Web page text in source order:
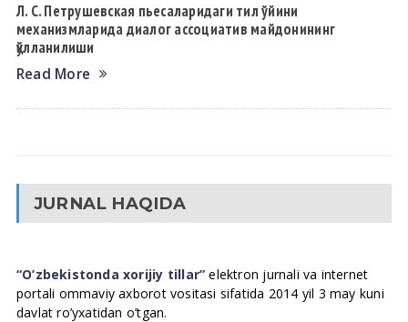
Л. С. Петрушевская пьесаларидаги тил ўйини
механизмларида диалог ассоциатив майдонининг
қўлланилиши
Read More
JURNAL HAQIDA
“O’zbekistonda xorijiy tillar” elektron jurnali va internet
portali ommaviy axborot vositasi sifatida 2014 yil 3 may kuni
davlat ro’yxatidan o’tgan.